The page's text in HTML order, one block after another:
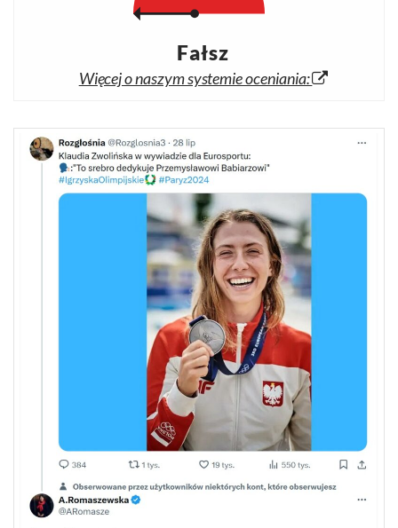
Fałsz
Więcej o naszym systemie oceniania: